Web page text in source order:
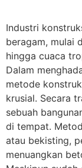
Industri
beragam, mulai
hingga cuaca
Dalam
metode
krusial. Secara
sebuah
di tempat.
atau bekisting,
menuangkan